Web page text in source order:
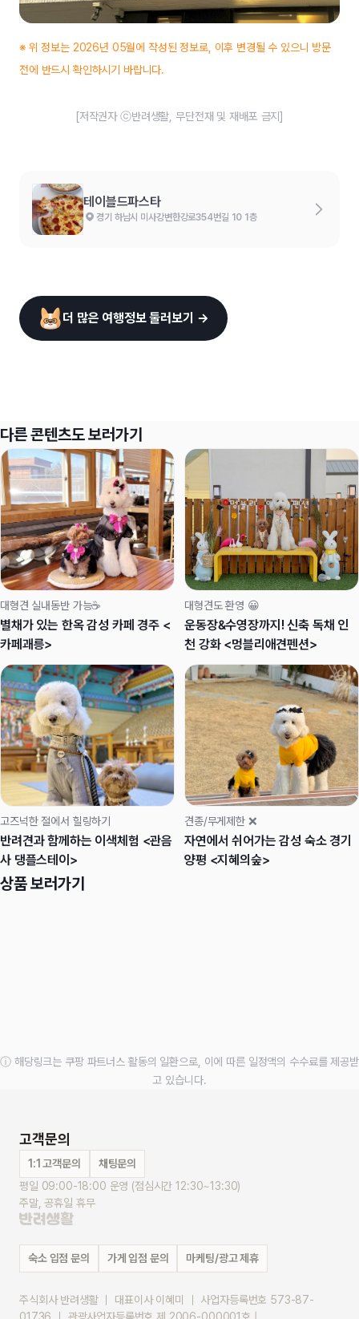
※ 위 정보는 2026년 05월에 작성된 정보로, 이후 변경될 수 있으니 방문
전에 반드시 확인하시기 바랍니다.
[저작권자 ⓒ반려생활, 무단전재 및 재배포 금지]
테이블드파스타
경기 하남시 미사강변한강로354번길 10 1층
더 많은 여행정보 둘러보기 →
다른 콘텐츠도 보러가기
대형견 실내동반 가능☕️
별채가 있는 한옥 감성 카페 경주 <
카페괘릉>
대형견도 환영 😀
운동장&수영장까지! 신축 독채 인
천 강화 <멍블리애견펜션>
고즈넉한 절에서 힐링하기
반려견과 함께하는 이색체험 <관음
사 댕플스테이>
견종/무게제한 ❌
자연에서 쉬어가는 감성 숙소 경기
양평 <지혜의숲>
상품 보러가기
ⓘ 해당링크는 쿠팡 파트너스 활동의 일환으로, 이에 따른 일정액의 수수료를 제공받
고 있습니다.
고객문의
1:1 고객문의
채팅문의
평일 09:00-18:00 운영 (점심시간 12:30~13:30)
주말, 공휴일 휴무
숙소 입점 문의 가게 입점 문의 마케팅/광고 제휴
주식회사 반려생활 ｜ 대표이사 이혜미 ｜ 사업자등록번호 573-87-